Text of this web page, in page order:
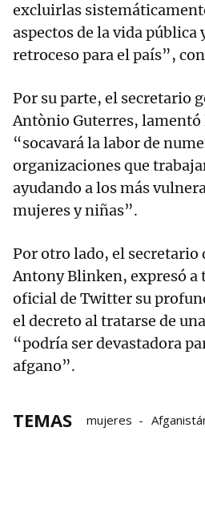
excluirlas
aspectos de la vida
retroceso para el país”,
Por su parte, el secretario
Antònio Guterres, lamentó
“socavará la labor de
organizaciones que
ayudando a los más
mujeres y niñas”.
Por otro lado, el secretario
Antony Blinken, expresó a
oficial de Twitter su
el decreto al tratarse de
“podría ser devastadora
afgano”.
TEMAS mujeres